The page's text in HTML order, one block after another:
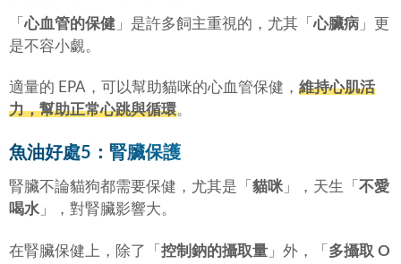
「心血管的保健 」是許多飼主重視的，尤其「心臟病 」更
是不容小覷。
適量的 EPA，可以幫助貓咪的心血管保健， 維持心肌活
力，幫助正常心跳與循環。
魚油好處5：腎臟保護
腎臟不論貓狗都需要保健，尤其是「 貓咪 」，天生「 不愛
喝水 」，對腎臟影響大。
在腎臟保健上，除了「 控制鈉的攝取量 」外，「 多攝取 O